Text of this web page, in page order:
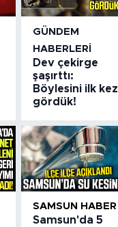
GÜNDEM
HABERLERI
Dev çekirge
şaşırttı:
Böylesini ilk kez
gördük!
SAMSUN HABER
Samsun'da 5